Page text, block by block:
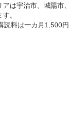
は宇治市、城陽市
。
料は一カ月1,500